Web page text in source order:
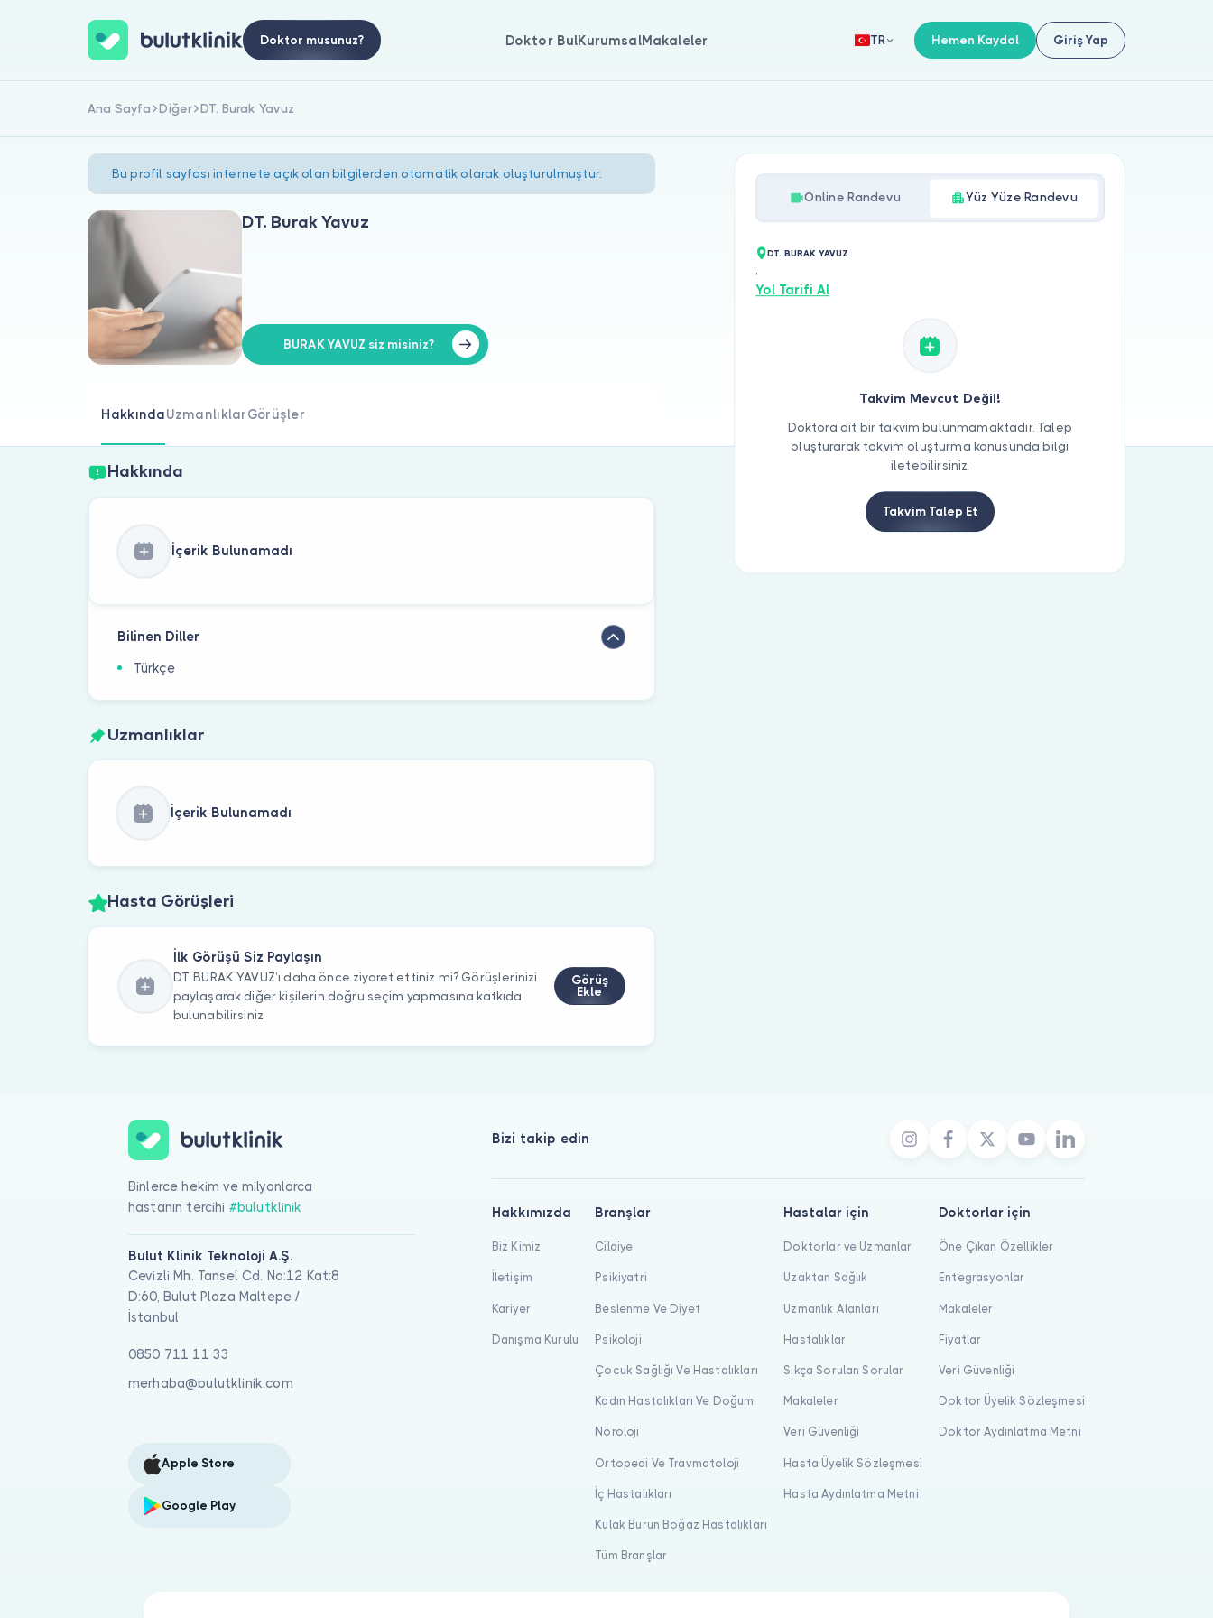
Doktor musunuz? Doktor BulKurumsalMakaleler TR Hemen Kaydol Giriş Yap
Ana Sayfa Diğer DT. Burak Yavuz
Bu profil sayfası internete açık olan bilgilerden otomatik olarak oluşturulmuştur.
DT. Burak Yavuz
BURAK YAVUZ siz misiniz?
HakkındaUzmanlıklarGörüşler
Hakkında
İçerik Bulunamadı
Bilinen Diller
Türkçe
Uzmanlıklar
İçerik Bulunamadı
Hasta Görüşleri
İlk Görüşü Siz Paylaşın
DT. BURAK YAVUZ’ı daha önce ziyaret ettiniz mi? Görüşlerinizi
paylaşarak diğer kişilerin doğru seçim yapmasına katkıda
bulunabilirsiniz.
Görüş
Ekle
Online Randevu Yüz Yüze Randevu
DT. BURAK YAVUZ
Yol Tarifi Al
Takvim Mevcut Değil!
Doktora ait bir takvim bulunmamaktadır. Talep
oluşturarak takvim oluşturma konusunda bilgi
iletebilirsiniz.
Takvim Talep Et
Binlerce hekim ve milyonlarca
hastanın tercihi #bulutklinik
Bulut Klinik Teknoloji A.Ş.
Cevizli Mh. Tansel Cd. No:12 Kat:8
D:60, Bulut Plaza Maltepe /
İstanbul
0850 711 11 33
merhaba@bulutklinik.com
Apple Store
Google Play
Bizi takip edin
Hakkımızda
Biz Kimiz
İletişim
Kariyer
Danışma Kurulu
Branşlar
Cildiye
Psikiyatri
Beslenme Ve Diyet
Psikoloji
Çocuk Sağlığı Ve Hastalıkları
Kadın Hastalıkları Ve Doğum
Nöroloji
Ortopedi Ve Travmatoloji
İç Hastalıkları
Kulak Burun Boğaz Hastalıkları
Tüm Branşlar
Hastalar için
Doktorlar ve Uzmanlar
Uzaktan Sağlık
Uzmanlık Alanları
Hastalıklar
Sıkça Sorulan Sorular
Makaleler
Veri Güvenliği
Hasta Üyelik Sözleşmesi
Hasta Aydınlatma Metni
Doktorlar için
Öne Çıkan Özellikler
Entegrasyonlar
Makaleler
Fiyatlar
Veri Güvenliği
Doktor Üyelik Sözleşmesi
Doktor Aydınlatma Metni